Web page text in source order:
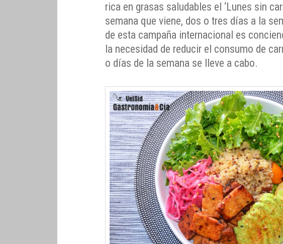
rica en grasas saludables el ‘Lunes sin
semana que viene, dos o tres días a la
de esta campaña internacional es
la necesidad de reducir el consumo de
o días de la semana se lleve a cabo.